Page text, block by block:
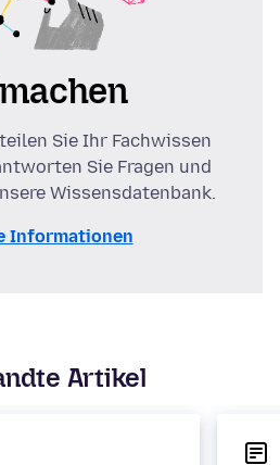
Sie Ihr Fachwissen
Sie Fragen und
Wissensdatenbank.
Informationen
Artikel